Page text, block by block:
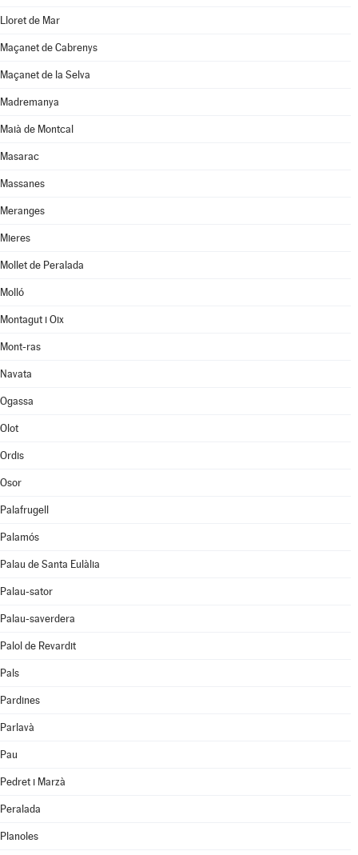
Lloret de Mar
Maçanet de Cabrenys
Maçanet de la Selva
Madremanya
Maià de Montcal
Masarac
Massanes
Meranges
Mieres
Mollet de Peralada
Molló
Montagut i Oix
Mont-ras
Navata
Ogassa
Olot
Ordis
Osor
Palafrugell
Palamós
Palau de Santa Eulàlia
Palau-sator
Palau-saverdera
Palol de Revardit
Pals
Pardines
Parlavà
Pau
Pedret i Marzà
Peralada
Planoles